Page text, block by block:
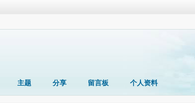
主题 分享 留言板 个人资料